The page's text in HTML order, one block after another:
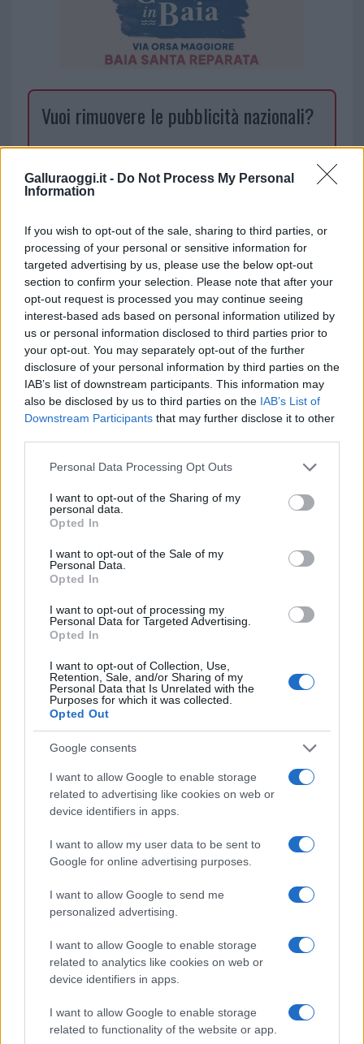
Galluraoggi.it - Do Not Process My Personal
Information
If you wish to opt-out of the sale, sharing to third parties, or
processing of your personal or sensitive information for
targeted advertising by us, please use the below opt-out
section to confirm your selection. Please note that after your
opt-out request is processed you may continue seeing
interest-based ads based on personal information utilized by
us or personal information disclosed to third parties prior to
your opt-out. You may separately opt-out of the further
disclosure of your personal information by third parties on the
IAB’s list of downstream participants. This information may
also be disclosed by us to third parties on the IAB’s List of
Downstream Participants that may further disclose it to other
Please note that this website/app uses one or more Google
not limited to your visit or usage behaviour. You may click to
grant or deny consent to Google and its third-party tags to
use your data for below specified purposes in below Google
consent section.
Personal Data Processing Opt Outs
I want to opt-out of the Sharing of my
personal data.
Opted In
I want to opt-out of the Sale of my
Personal Data.
Opted In
I want to opt-out of processing my
Personal Data for Targeted Advertising.
Opted In
I want to opt-out of Collection, Use,
Retention, Sale, and/or Sharing of my
Personal Data that Is Unrelated with the
Purposes for which it was collected.
Opted Out
Google consents
I want to allow Google to enable storage
related to advertising like cookies on web or
device identifiers in apps.
I want to allow my user data to be sent to
Google for online advertising purposes.
I want to allow Google to send me
personalized advertising.
I want to allow Google to enable storage
related to analytics like cookies on web or
device identifiers in apps.
I want to allow Google to enable storage
related to functionality of the website or app.
Vuoi rimuovere le pubblicità nazionali?
Puoi abbonarti asoli € 1,10 al mese
cliccandoqui
Sei già abbonato?
Puoi effettuare l'accesso andando nella
sezioneLogindal menù del sito o
cliccandoqui
TEMI:
Carabinieri Porto Cervo
Notizie Arzachena
Notizie Gallura
Notizie Sardegna
Notizie in tempo reale?
Entra nel canale telegram di
Inviaci le tue segnalazioni,
Su WhatsApp al numero +39
345 356 7512
Ricevi le nostre ultime news
F
a
ce
b
o
o
k
T
w
it
te
r
Pi
n
te
re
st
W
h
at
s
A
p
p
S
h
re
Articolo precedente
Prossimo articolo
NOTIZIE RECENTI